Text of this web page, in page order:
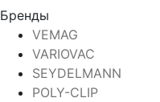
Бренды
VEMAG
VARIOVAC
SEYDELMANN
POLY-CLIP